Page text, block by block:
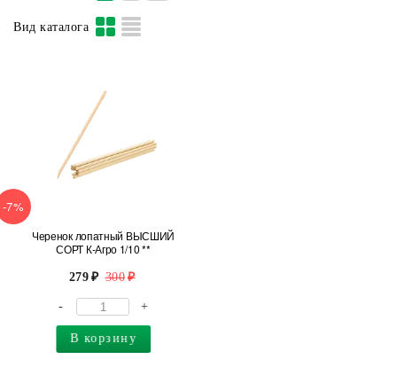
Вид каталога
-7%
Черенок лопатный ВЫСШИЙ
СОРТ К-Агро 1/10 **
279 300
- +
В корзину